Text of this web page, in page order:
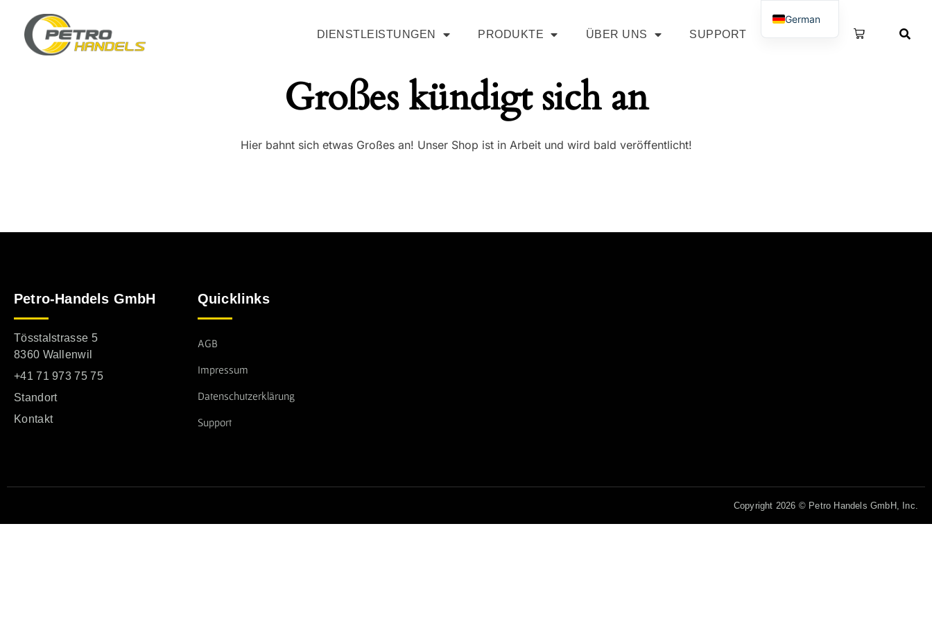
DIENSTLEISTUNGEN PRODUKTE ÜBER UNS SUPPORT
Großes kündigt sich an
Hier bahnt sich etwas Großes an! Unser Shop ist in Arbeit und wird bald veröffentlicht!
Petro-Handels GmbH
Tösstalstrasse 5
8360 Wallenwil
+41 71 973 75 75
Standort
Kontakt
Quicklinks
AGB
Impressum
Datenschutzerklärung
Support
Copyright 2026 © Petro Handels GmbH, Inc.
German